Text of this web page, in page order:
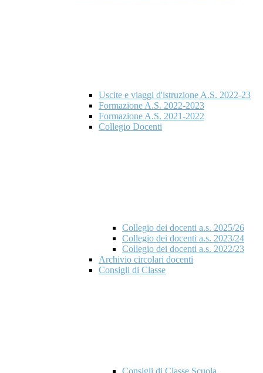
Uscite e viaggi d'istruzione A.S. 2022-23
Formazione A.S. 2022-2023
Formazione A.S. 2021-2022
Collegio Docenti
Collegio dei docenti a.s. 2025/26
Collegio dei docenti a.s. 2023/24
Collegio dei docenti a.s. 2022/23
Archivio circolari docenti
Consigli di Classe